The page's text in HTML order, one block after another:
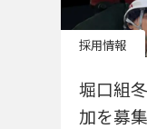
採用情報
堀口組
加を募